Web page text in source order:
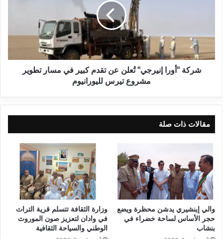
شركة "أورا إنيرجي" تُعلن عن تقدم كبير في مسار تطوير
مشروع تيرس لليورانيوم
مقالات ذات صلة
والي إينشيري يدشن محظرة ويضع
حجر الأساس لساحة خضراء في
بنشاب
وزارة الثقافة تتسلم قرية التراث
في وادان لتعزيز صون الموروث
الوطني والسياحة الثقافية